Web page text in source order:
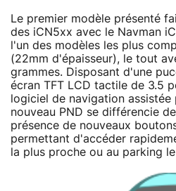
Le premier modèle présenté
des iCN5xx avec le Navman
l'un des modèles les plus
(22mm d'épaisseur), le tout
grammes. Disposant d'une
écran TFT LCD tactile de 3.5
logiciel de navigation assistée
nouveau PND se différencie
présence de nouveaux
permettant d'accéder
la plus proche ou au parking